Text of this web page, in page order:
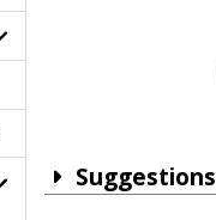
Suggestions